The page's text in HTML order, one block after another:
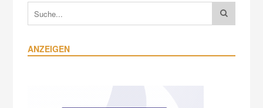
ANZEIGEN